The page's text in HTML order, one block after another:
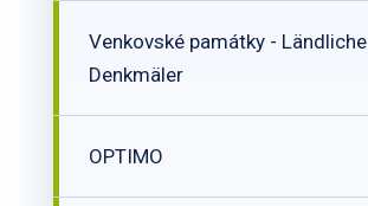
Venkovské památky - Ländliche
Denkmäler
OPTIMO